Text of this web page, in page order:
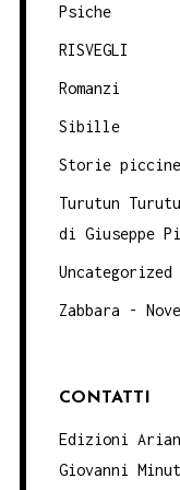
Psiche
RISVEGLI
Romanzi
Sibille
Storie piccine
Turutun
di Giuseppe
Uncategorized
Zabbara -
CONTATTI
Edizioni
Giovanni